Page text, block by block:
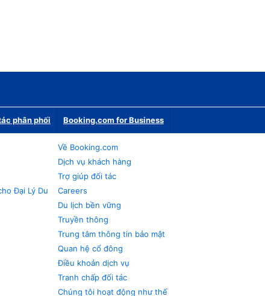
phân phối Booking.com for Business
Đại Lý Du
Về Booking.com
Dịch vụ khách hàng
Trợ giúp đối tác
Careers
Du lịch bền vững
Truyền thông
Trung tâm thông tin bảo mật
Quan hệ cổ đông
Điều khoản dịch vụ
Tranh chấp đối tác
Chúng tôi hoạt động như thế